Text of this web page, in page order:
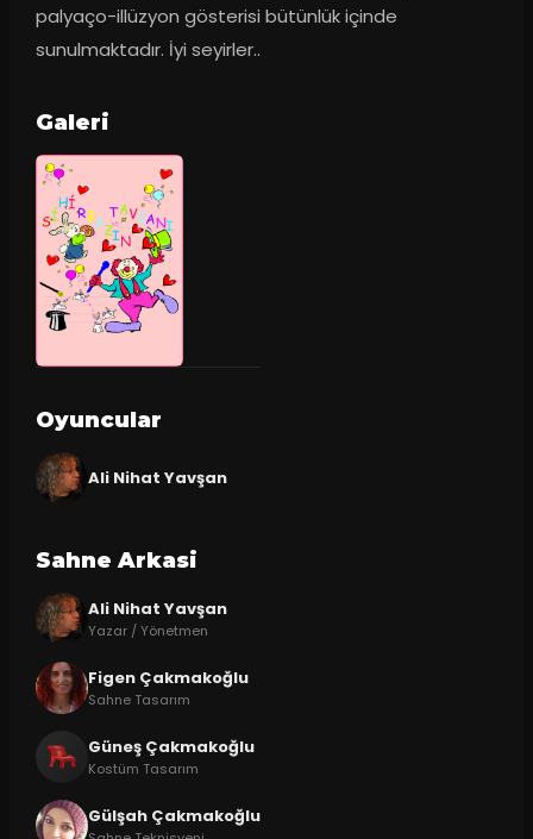
palyaço-illüzyon gösterisi bütünlük içinde
sunulmaktadır. İyi seyirler..
Galeri
Oyuncular
Ali Nihat Yavşan
Sahne Arkasi
Ali Nihat Yavşan
Yazar / Yönetmen
Figen Çakmakoğlu
Sahne Tasarım
Güneş Çakmakoğlu
Kostüm Tasarım
Gülşah Çakmakoğlu